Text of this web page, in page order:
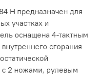
H предназначен для
участках и
оcнащена 4-тактным
сгорания
2 ножами, рулевым